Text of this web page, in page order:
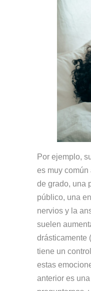
Por ejemplo,
es muy común
de grado, una
público, una
nervios y la
suelen
drásticamente
tiene un
estas
anterior es